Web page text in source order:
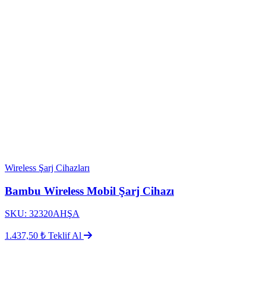
Wireless Şarj Cihazları
Bambu Wireless Mobil Şarj Cihazı
SKU: 32320AHŞA
1.437,50 ₺ Teklif Al